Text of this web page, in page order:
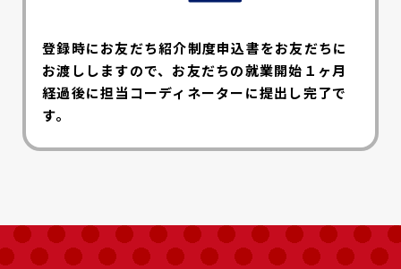
登録時にお友だち紹介制度申込書をお友だちに
お渡ししますので、お友だちの就業開始１ヶ月
経過後に担当コーディネーターに提出し完了で
す。